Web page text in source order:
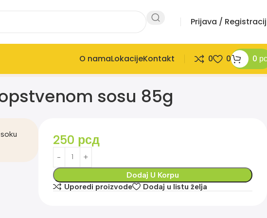
Prijava /
O namaLokacijeKontakt 0 0 0
sosu 85g
250 рсд
Dodaj U Korpu
Uporedi proizvode
Dodaj u listu želja